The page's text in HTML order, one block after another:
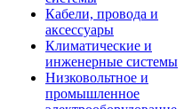
Кабели, провода и
аксессуары
Климатические и
инженерные системы
Низковольтное и
промышленное